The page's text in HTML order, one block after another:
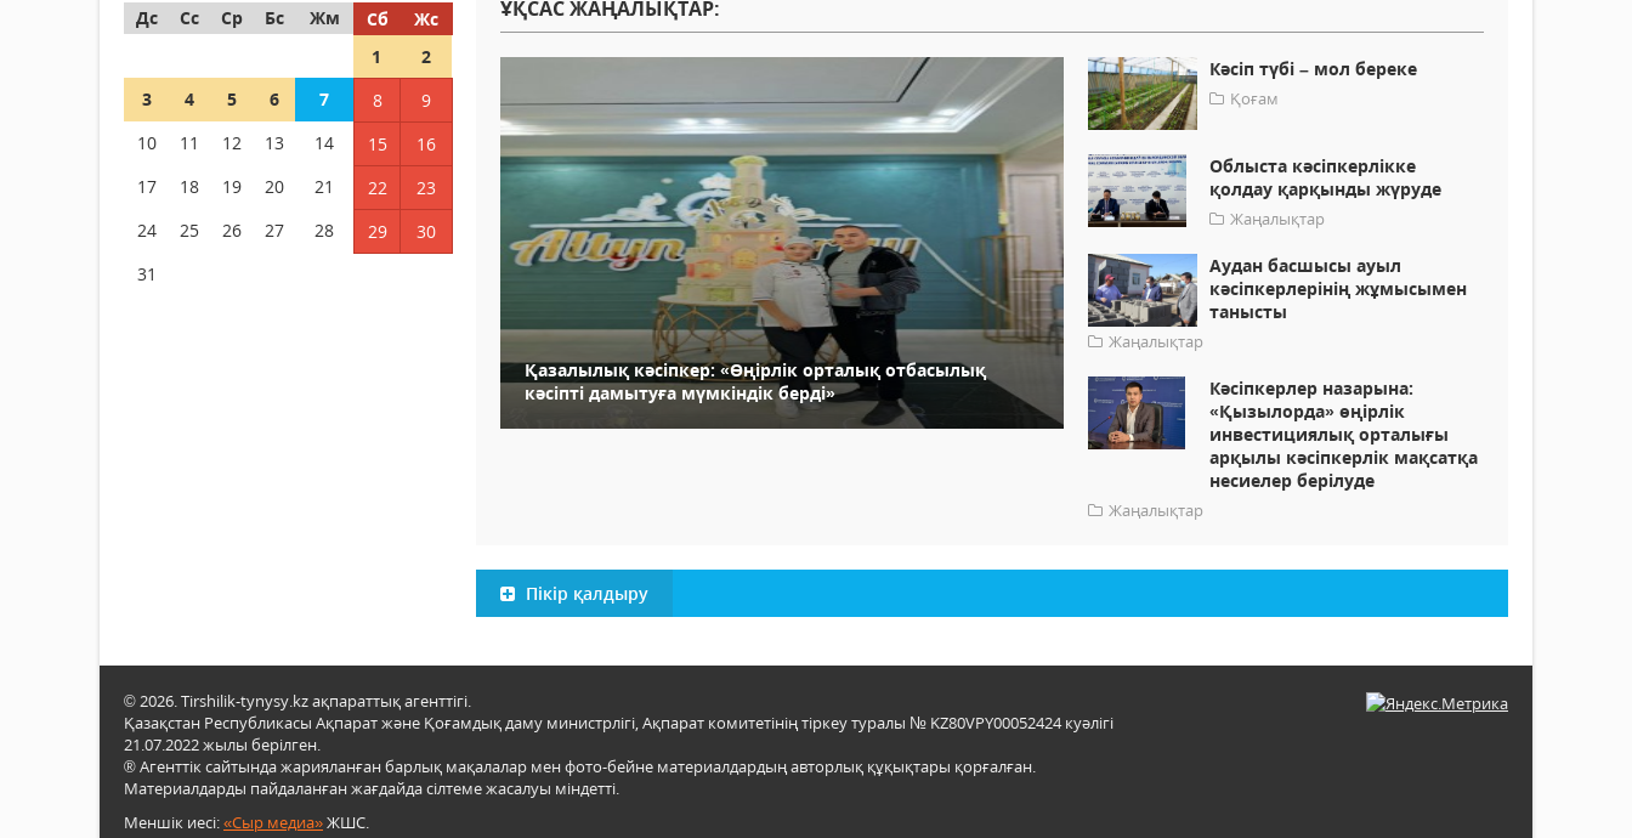
Дс
Сс Ср Бс Жм Сб
Жс
1
2
3
4 5 6 7 8
9
10
11 12 13 14 15
16
17
18 19 20 21 22
23
24
25 26 27 28 29
30
31
ҰҚСАС ЖАҢАЛЫҚТАР:
Қазалылық кәсіпкер: «Өңірлік орталық отбасылық
кәсіпті дамытуға мүмкіндік берді»
Кәсіп түбі – мол береке
Қоғам
Облыста кәсіпкерлікке
қолдау қарқынды жүруде
Жаңалықтар
Аудан басшысы ауыл
кәсіпкерлерінің жұмысымен
танысты
Жаңалықтар
Кәсіпкерлер назарына:
«Қызылорда» өңірлік
инвестициялық орталығы
арқылы кәсіпкерлік мақсатқа
несиелер берілуде
Жаңалықтар
Пікір қалдыру
© 2026. Tirshilik-tynysy.kz ақпараттық агенттігі.
Қазақстан Республикасы Ақпарат және Қоғамдық даму министрлігі, Ақпарат комитетінің тіркеу туралы № KZ80VPY00052424 куәлігі
21.07.2022 жылы берілген.
® Агенттік сайтында жарияланған барлық мақалалар мен фото-бейне материалдардың авторлық құқықтары қорғалған.
Материалдарды пайдаланған жағдайда сілтеме жасалуы міндетті.
Меншік иесі:«Сыр медиа»ЖШС.